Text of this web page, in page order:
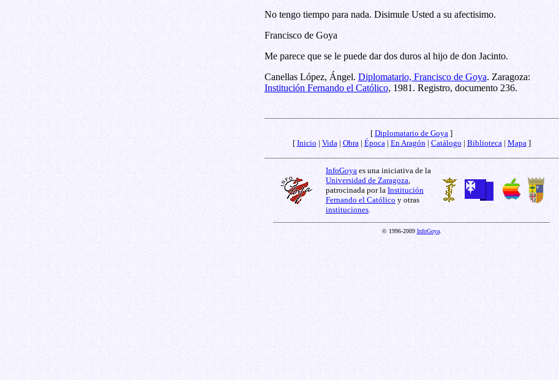
No tengo tiempo para nada. Disimule Usted a su afectisimo.
Francisco de Goya
Me parece que se le puede dar dos duros al hijo de don Jacinto.
Canellas López, Ángel. Diplomatario, Francisco de Goya. Zaragoza:
Institución Fernando el Católico, 1981. Registro, documento 236.
[ Diplomatario de Goya ]
[ Inicio | Vida | Obra | Época | En Aragón | Catálogo | Biblioteca | Mapa ]
InfoGoya es una iniciativa de la
Universidad de Zaragoza
patrocinada por la Institución
Fernando el Católico y otras
instituciones
© 1996-2009 InfoGoya.